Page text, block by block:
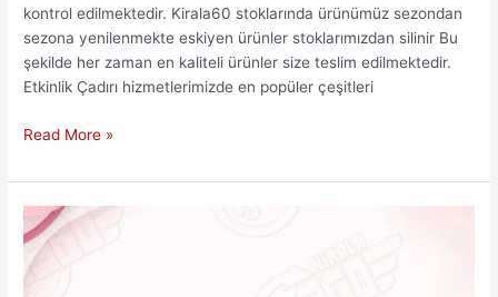
kontrol edilmektedir. Kirala60 stoklarında ürünümüz sezondan
sezona yenilenmekte eskiyen ürünler stoklarımızdan silinir Bu
şekilde her zaman en kaliteli ürünler size teslim edilmektedir.
Etkinlik Çadırı hizmetlerimizde en popüler çeşitleri
En
Fiyatlar
Sultanahmet
Etkinlik
Çadırı
Kiralama
Read More »